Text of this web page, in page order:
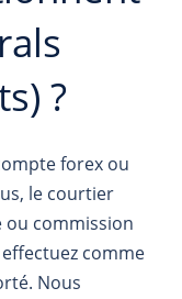
?
forex ou
le courtier
ou commission
comme
Nous